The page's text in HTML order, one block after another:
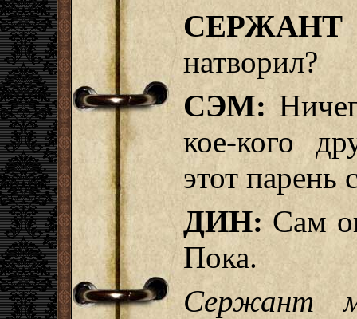
СЕРЖАНТ
натворил?
СЭМ:
кое-кого
этот
ДИН: Сам
Пока.
Сержант